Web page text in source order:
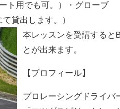
ト用でも可。）・グローブ
出します。）
本レッスンを受講すると
とが出来ます。
【プロフィール】
プロレーシングドライ